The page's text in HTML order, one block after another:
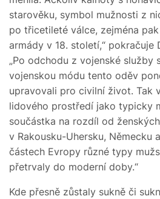
starověku, symbol mužnosti z
po třicetileté válce, zejména
armády v 18. století,“ pokračuje
„Po odchodu z vojenské služby
vojenskou módu tento oděv
upravovali pro civilní život. Tak
lidového prostředí jako typicky
součástka na rozdíl od
v Rakousku-Uhersku, Německu
částech Evropy různé typy
přetrvaly do moderní doby.“
Kde přesně zůstaly sukně či